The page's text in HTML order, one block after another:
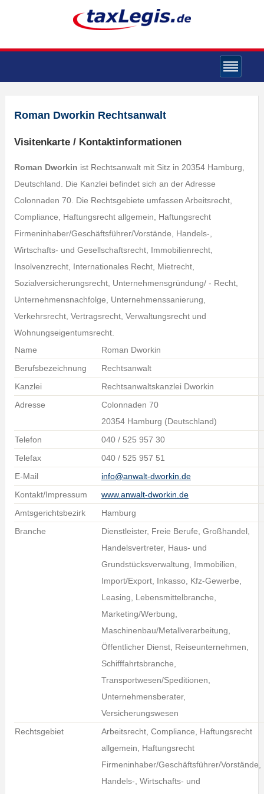
Roman Dworkin Rechtsanwalt
Visitenkarte / Kontaktinformationen
Roman Dworkin ist Rechtsanwalt mit Sitz in 20354 Hamburg,
Deutschland. Die Kanzlei befindet sich an der Adresse
Colonnaden 70. Die Rechtsgebiete umfassen Arbeitsrecht,
Compliance, Haftungsrecht allgemein, Haftungsrecht
Firmeninhaber/Geschäftsführer/Vorstände, Handels-,
Wirtschafts- und Gesellschaftsrecht, Immobilienrecht,
Insolvenzrecht, Internationales Recht, Mietrecht,
Sozialversicherungsrecht, Unternehmensgründung/ - Recht,
Unternehmensnachfolge, Unternehmenssanierung,
Verkehrsrecht, Vertragsrecht, Verwaltungsrecht und
Wohnungseigentumsrecht.
Name
Roman Dworkin
Berufsbezeichnung
Rechtsanwalt
Kanzlei
Rechtsanwaltskanzlei Dworkin
Adresse
Colonnaden 70
20354 Hamburg (Deutschland)
Telefon
040 / 525 957 30
Telefax
040 / 525 957 51
E-Mail
info@anwalt-dworkin.de
Kontakt/Impressum
www.anwalt-dworkin.de
Amtsgerichtsbezirk
Hamburg
Branche
Dienstleister, Freie Berufe, Großhandel,
Handelsvertreter, Haus- und
Grundstücksverwaltung, Immobilien,
Import/Export, Inkasso, Kfz-Gewerbe,
Leasing, Lebensmittelbranche,
Marketing/Werbung,
Maschinenbau/Metallverarbeitung,
Öffentlicher Dienst, Reiseunternehmen,
Schifffahrtsbranche,
Transportwesen/Speditionen,
Unternehmensberater,
Versicherungswesen
Rechtsgebiet
Arbeitsrecht, Compliance, Haftungsrecht
allgemein, Haftungsrecht
Firmeninhaber/Geschäftsführer/Vorstände,
Handels-, Wirtschafts- und